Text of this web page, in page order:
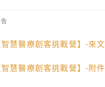
慧醫療創客挑戰營】-來文
慧醫療創客挑戰營】-附件